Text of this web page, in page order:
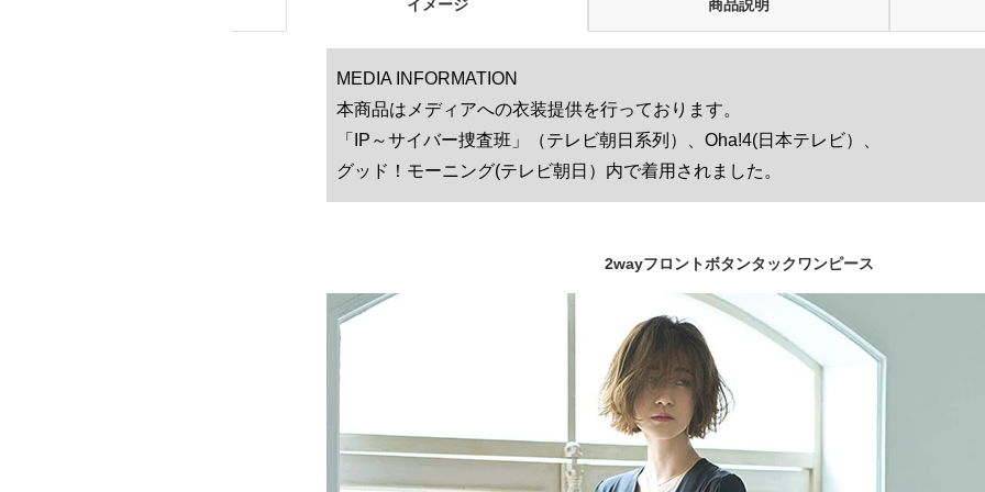
イメージ 商品説明
MEDIA INFORMATION
本商品はメディアへの衣装提供を行っております。
「IP～サイバー捜査班」（テレビ朝日系列）、Oha!4(日本テレビ）、
グッド！モーニング(テレビ朝日）内で着用されました。
2wayフロントボタンタックワンピース